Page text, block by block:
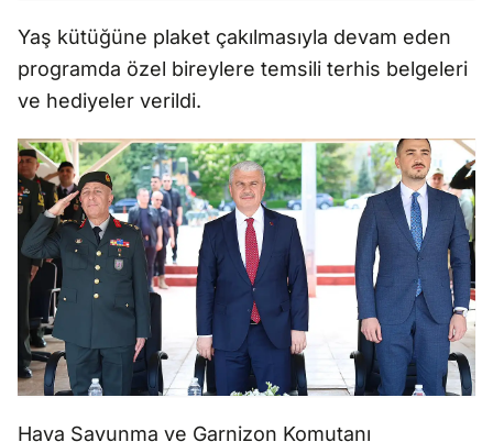
Yaş kütüğüne plaket çakılmasıyla devam eden
programda özel bireylere temsili terhis belgeleri
ve hediyeler verildi.
Hava Savunma ve Garnizon Komutanı